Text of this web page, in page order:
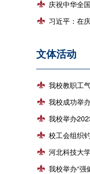
庆祝中华全国总
习近平：在庆
文体活动
我校教职工
我校成功举
我校举办
校工会组织
河北科技大
我校举办“强